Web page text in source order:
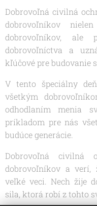
Dobrovoľná civilná
dobrovoľníkov
dobrovoľníkov, ale
dobrovoľníctva a
kľúčové pre budovanie
V tento špeciálny
všetkým
odhodlaním menia
príkladom pre nás
budúce generácie.
Dobrovoľná
dobrovoľníkov a verí,
veľké veci. Nech žije
sila, ktorá robí z tohto